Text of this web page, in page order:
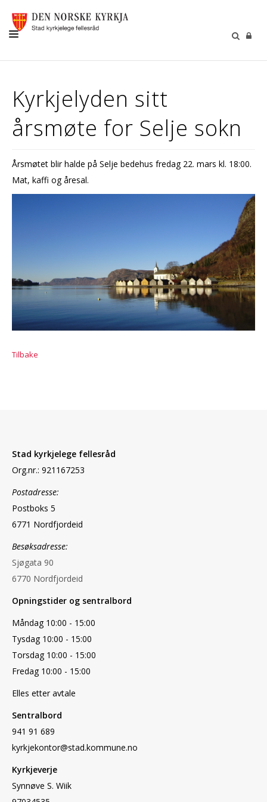
LIVSVEGEN
SOKNA VÅRE
BORN OG UNGE
SELJUMANNAMESSE
Kyrkjelyden sitt
årsmøte for Selje sokn
Årsmøtet blir halde på Selje bedehus fredag 22. mars kl. 18:00.
Mat, kaffi og åresal.
Tilbake
Stad kyrkjelege fellesråd
Org.nr.: 921167253
Postadresse:
Postboks 5
6771 Nordfjordeid
Besøksadresse:
Sjøgata 90
6770 Nordfjordeid
Opningstider og sentralbord
Måndag 10:00 - 15:00
Tysdag 10:00 - 15:00
Torsdag 10:00 - 15:00
Fredag 10:00 - 15:00
Elles etter avtale
Sentralbord
941 91 689
kyrkjekontor@stad.kommune.no
Kyrkjeverje
Synnøve S. Wiik